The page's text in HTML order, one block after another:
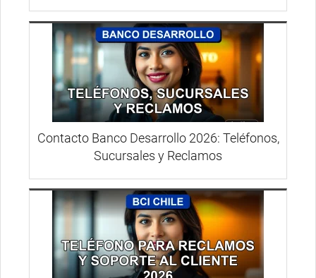
Contacto Banco Desarrollo 2026: Teléfonos,
Sucursales y Reclamos